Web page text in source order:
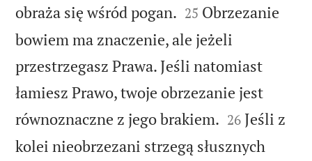
obraża się wśród pogan. 

25 Obrzezanie
bowiem ma znaczenie, ale jeżeli
przestrzegasz Prawa. Jeśli natomiast
łamiesz Prawo, twoje obrzezanie jest
równoznaczne z jego brakiem. 

26 Jeśli z
kolei nieobrzezani strzegą słusznych